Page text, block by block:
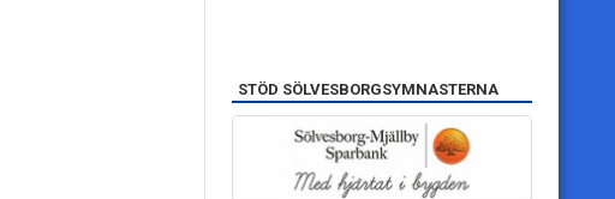
STÖD SÖLVESBORGSYMNASTERNA